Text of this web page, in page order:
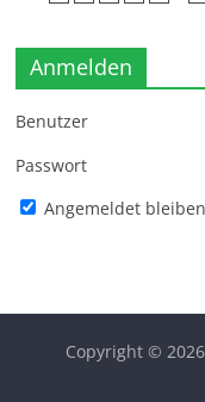
Anmelden
Benutzer
Passwort
Angemeldet bleiben
Copyright © 2026